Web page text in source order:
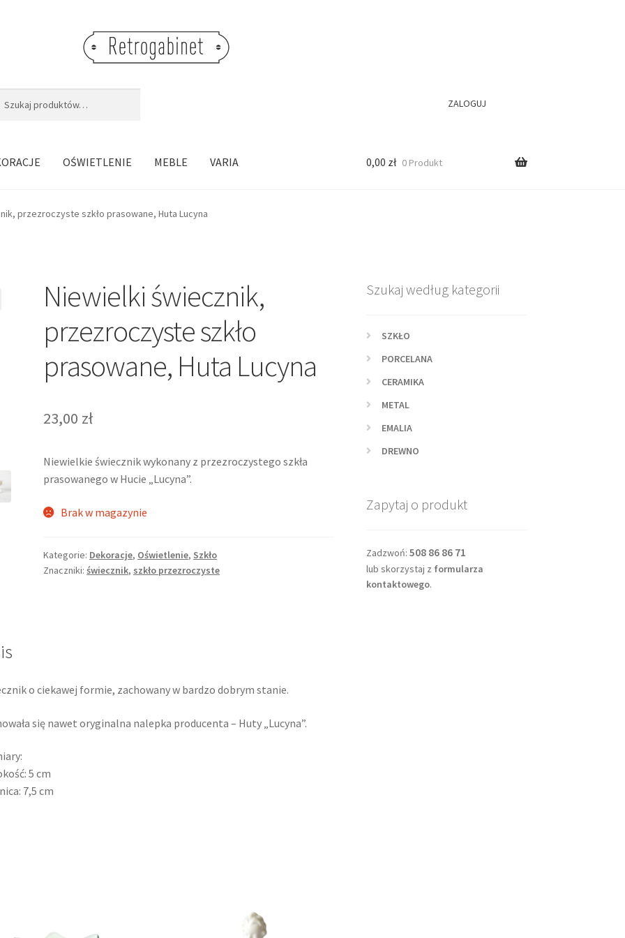
ZALOGUJ
OŚWIETLENIE MEBLE VARIA 0,00 zł 0 Produkt
przezroczyste szkło prasowane, Huta Lucyna
Niewielki świecznik,
przezroczyste szkło
prasowane, Huta Lucyna
23,00 zł
Niewielkie świecznik wykonany z przezroczystego szkła
prasowanego w Hucie „Lucyna”.
Brak w magazynie
Kategorie: Dekoracje, Oświetlenie, Szkło
Znaczniki:świecznik, szkło przezroczyste
o ciekawej formie, zachowany w bardzo dobrym stanie.
się nawet oryginalna nalepka producenta – Huty „Lucyna”.
5 cm
7,5 cm
Szukaj według kategorii
SZKŁO
PORCELANA
CERAMIKA
METAL
EMALIA
DREWNO
Zapytaj o produkt
Zadzwoń: 508 86 86 71
lub skorzystaj z formularza
kontaktowego.